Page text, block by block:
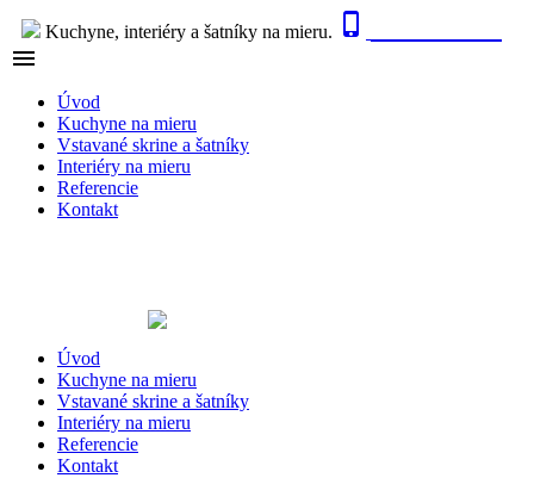
Kuchyne, interiéry a šatníky na mieru. 

Úvod
Kuchyne na mieru
Vstavané skrine a šatníky
Interiéry na mieru
Referencie
Kontakt
Úvod
Kuchyne na mieru
Vstavané skrine a šatníky
Interiéry na mieru
Referencie
Kontakt